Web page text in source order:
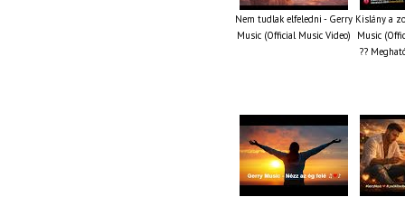
Nem tudlak elfeledni - Gerry
Music (Official Music Video)
Kislány a
Music
??